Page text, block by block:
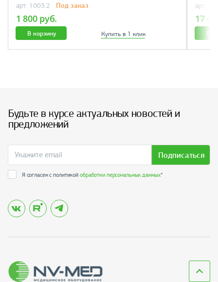
арт. 1003.2 Под заказ
1 800 руб.
В корзину Купить в 1 клик
арт.
17
В
Будьте в курсе актуальных новостей и
предложений
Подписаться
Я согласен с политикойобработки персональных данных*